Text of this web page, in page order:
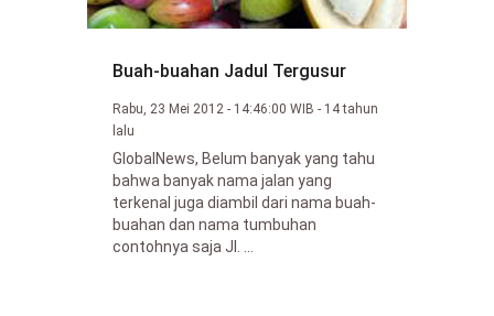
Buah-buahan Jadul Tergusur
Rabu, 23 Mei 2012 - 14:46:00 WIB - 14 tahun
lalu
GlobalNews, Belum banyak yang tahu
bahwa banyak nama jalan yang
terkenal juga diambil dari nama buah-
buahan dan nama tumbuhan
contohnya saja Jl. ...